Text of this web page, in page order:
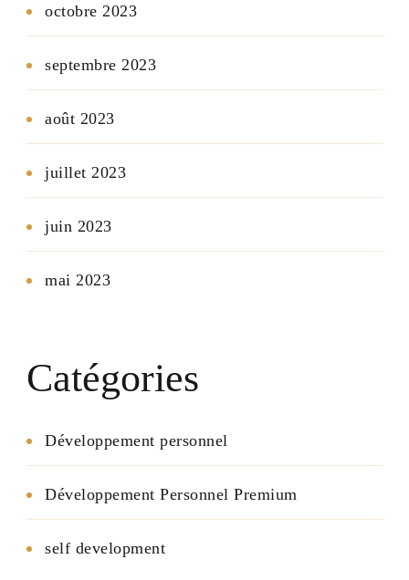
octobre 2023
septembre 2023
août 2023
juillet 2023
juin 2023
mai 2023
Catégories
Développement personnel
Développement Personnel Premium
self development